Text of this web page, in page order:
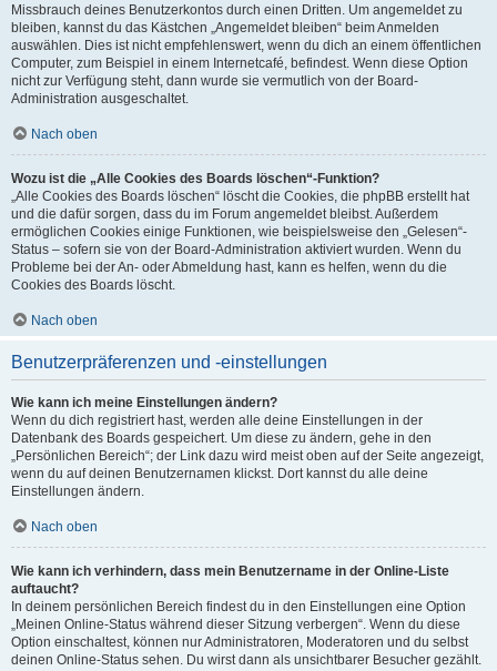
Missbrauch deines Benutzerkontos durch einen Dritten. Um angemeldet zu
bleiben, kannst du das Kästchen „Angemeldet bleiben“ beim Anmelden
auswählen. Dies ist nicht empfehlenswert, wenn du dich an einem öffentlichen
Computer, zum Beispiel in einem Internetcafé, befindest. Wenn diese Option
nicht zur Verfügung steht, dann wurde sie vermutlich von der Board-
Administration ausgeschaltet.
Nach oben
Wozu ist die „Alle Cookies des Boards löschen“-Funktion?
„Alle Cookies des Boards löschen“ löscht die Cookies, die phpBB erstellt hat
und die dafür sorgen, dass du im Forum angemeldet bleibst. Außerdem
ermöglichen Cookies einige Funktionen, wie beispielsweise den „Gelesen“-
Status – sofern sie von der Board-Administration aktiviert wurden. Wenn du
Probleme bei der An- oder Abmeldung hast, kann es helfen, wenn du die
Cookies des Boards löscht.
Nach oben
Benutzerpräferenzen und -einstellungen
Wie kann ich meine Einstellungen ändern?
Wenn du dich registriert hast, werden alle deine Einstellungen in der
Datenbank des Boards gespeichert. Um diese zu ändern, gehe in den
„Persönlichen Bereich“; der Link dazu wird meist oben auf der Seite angezeigt,
wenn du auf deinen Benutzernamen klickst. Dort kannst du alle deine
Einstellungen ändern.
Nach oben
Wie kann ich verhindern, dass mein Benutzername in der Online-Liste
auftaucht?
In deinem persönlichen Bereich findest du in den Einstellungen eine Option
„Meinen Online-Status während dieser Sitzung verbergen“. Wenn du diese
Option einschaltest, können nur Administratoren, Moderatoren und du selbst
deinen Online-Status sehen. Du wirst dann als unsichtbarer Besucher gezählt.